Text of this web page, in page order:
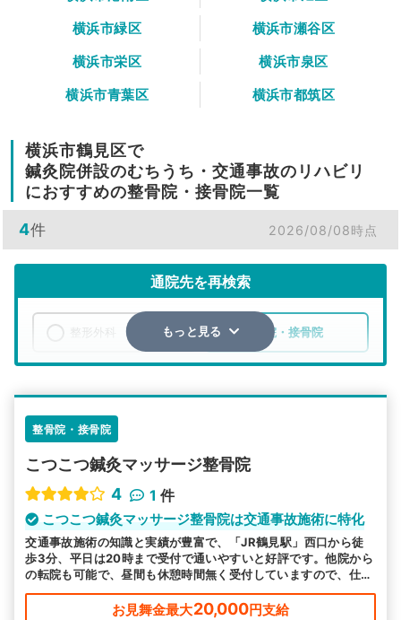
横浜市緑区
横浜市瀬谷区
横浜市栄区
横浜市泉区
横浜市青葉区
横浜市都筑区
横浜市鶴見区で
鍼灸院併設のむちうち・交通事故のリハビリ
におすすめの整骨院・接骨院一覧
4件 2026/08/08時点
通院先を再検索
整骨院・接骨院
詳細条件で絞り込む
その他の検索方法
駅から探す 院名から探す
もっと見る
整骨院・接骨院
こつこつ鍼灸マッサージ整骨院
4
1 件
こつこつ鍼灸マッサージ整骨院は交通事故施術に特化
交通事故施術の知識と実績が豊富で、「JR鶴見駅」西口から徒
歩3分、平日は20時まで受付で通いやすいと好評です。他院から
の転院も可能で、昼間も休憩時間無く受付していますので、仕事
の合間にお気軽に来院ください。
お見舞金最大20,000円支給